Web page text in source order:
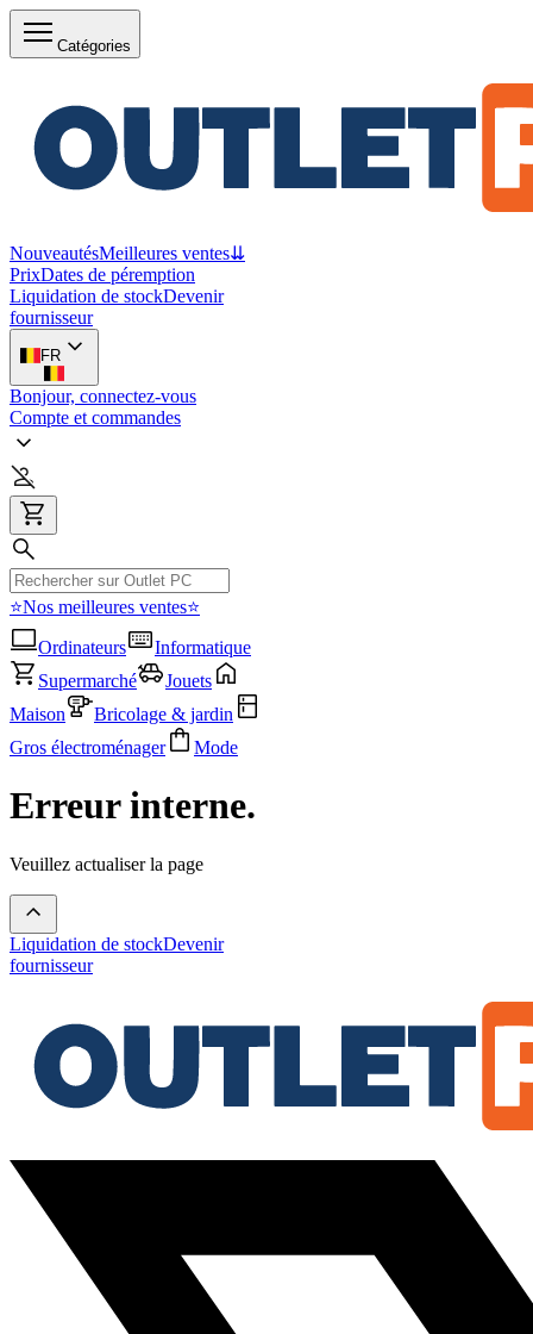
Catégories
NouveautésMeilleures ventes⇊
PrixDates de péremption
Liquidation de stockDevenir
fournisseur
FR
Bonjour, connectez-vous
Compte et commandes
⭐Nos meilleures ventes⭐
Ordinateurs
Informatique
Supermarché
Jouets
Maison
Bricolage & jardin
Gros électroménager
Mode
Erreur interne.
Veuillez actualiser la page
Liquidation de stockDevenir
fournisseur